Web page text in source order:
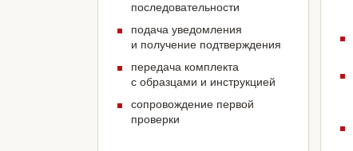
последовательности
подача уведомления
и получение подтверждения
передача комплекта
с образцами и инструкцией
сопровождение первой
проверки